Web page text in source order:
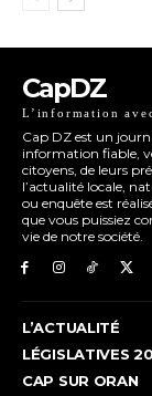
CapDZ
L’information
Cap DZ est un
information fiable,
citoyens, de leurs
l’actualité locale,
ou enquête est
que vous puissiez
vie de notre société.
L’ACTUALITÉ
LÉGISLATIVES
CAP SUR ORAN